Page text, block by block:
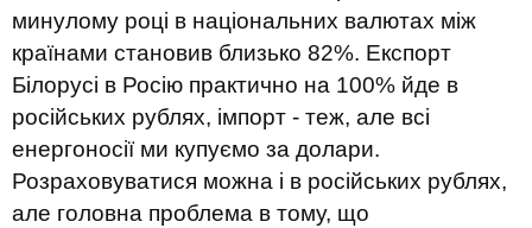
минулому році в національних валютах між
країнами становив близько 82%. Експорт
Білорусі в Росію практично на 100% йде в
російських рублях, імпорт - теж, але всі
енергоносії ми купуємо за долари.
Розраховуватися можна і в російських рублях,
але головна проблема в тому, що